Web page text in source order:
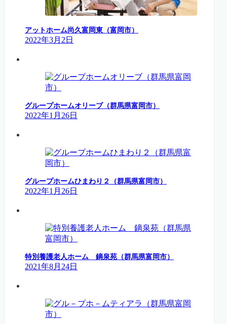
アットホーム尚久富岡東（富岡市）
2022年3月2日
グループホームオリーブ（群馬県富岡市）
2022年1月26日
グループホームひまわり２（群馬県富岡市）
2022年1月26日
特別養護老人ホーム 鏑泉苑（群馬県富岡市）
2021年8月24日